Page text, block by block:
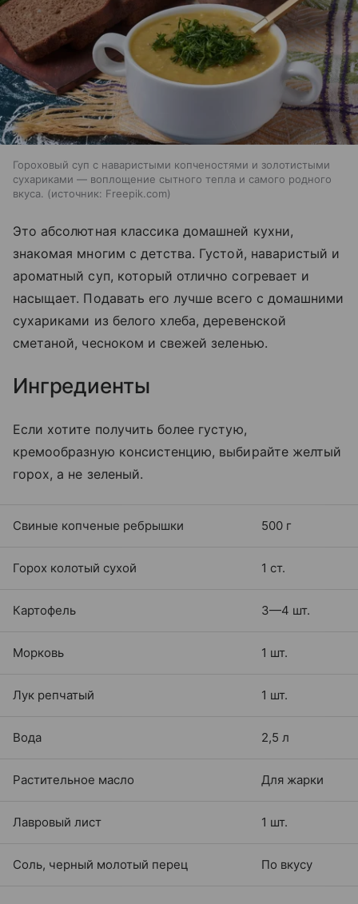
Гороховый суп с наваристыми копченостями и золотистыми
сухариками — воплощение сытного тепла и самого родного
вкуса.
источник: Freepik.com
Это абсолютная классика домашней кухни,
знакомая многим с детства. Густой, наваристый и
ароматный суп, который отлично согревает и
насыщает. Подавать его лучше всего с домашними
сухариками из белого хлеба, деревенской
сметаной, чесноком и свежей зеленью.
Ингредиенты
Если хотите получить более густую,
кремообразную консистенцию, выбирайте желтый
горох, а не зеленый.
Свиные копченые ребрышки 500 г
Горох колотый сухой 1 ст.
Картофель 3—4 шт.
Морковь 1 шт.
Лук репчатый 1 шт.
Вода 2,5 л
Растительное масло Для жарки
Лавровый лист 1 шт.
Соль, черный молотый перец По вкусу